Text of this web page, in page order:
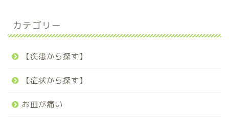
カテゴリー
【疾患から探す】
【症状から探す】
お皿が痛い